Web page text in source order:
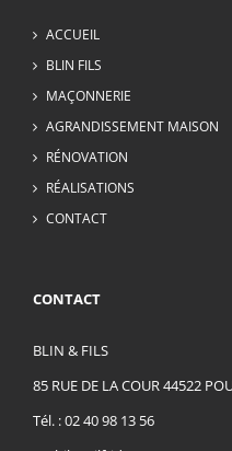
ACCUEIL
BLIN FILS
MAÇONNERIE
AGRANDISSEMENT MAISON
RÉNOVATION
RÉALISATIONS
CONTACT
CONTACT
BLIN & FILS
85 RUE DE LA COUR 44522
Tél. :02 40 98 13 56